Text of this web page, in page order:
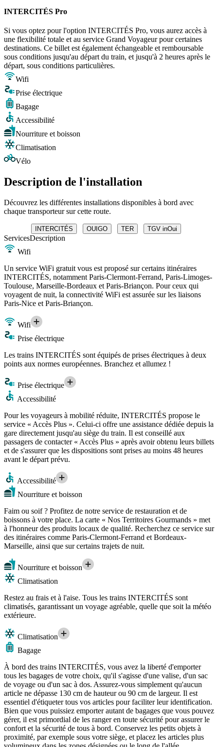
INTERCITÉS Pro
Si vous optez pour l'option INTERCITÉS Pro, vous aurez accès à
une flexibilité totale et au service Grand Voyageur pour certaines
destinations. Ce billet est également échangeable et remboursable
sous conditions jusqu'au départ du train, et jusqu'à 2 heures après le
départ, sous conditions particulières.
Wifi
Prise électrique
Bagage
Accessibilité
Nourriture et boisson
Climatisation
Vélo
Description de l'installation
Découvrez les différentes installations disponibles à bord avec
chaque transporteur sur cette route.
INTERCITÉS OUIGO TER TGV inOui
ServicesDescription
Wifi
Un service WiFi gratuit vous est proposé sur certains itinéraires
INTERCITÉS, notamment Paris-Clermont-Ferrand, Paris-Limoges-
Toulouse, Marseille-Bordeaux et Paris-Briançon. Pour ceux qui
voyagent de nuit, la connectivité WiFi est assurée sur les liaisons
Paris-Nice et Paris-Briançon.
Wifi
Prise électrique
Les trains INTERCITÉS sont équipés de prises électriques à deux
points aux normes européennes. Branchez et allumez !
Prise électrique
Accessibilité
Pour les voyageurs à mobilité réduite, INTERCITÉS propose le
service « Accès Plus ». Celui-ci offre une assistance dédiée depuis la
gare directement jusqu'au siège du train. Il est conseillé aux
passagers de contacter « Accès Plus » après avoir obtenu leurs billets
et de s'assurer que les dispositions sont prises au moins 48 heures
avant le départ prévu.
Accessibilité
Nourriture et boisson
Faim ou soif ? Profitez de notre service de restauration et de
boissons à votre place. La carte « Nos Territoires Gourmands » met
à l'honneur des produits locaux de qualité. Recherchez ce service sur
des itinéraires comme Paris-Clermont-Ferrand et Bordeaux-
Marseille, ainsi que sur certains trajets de nuit.
Nourriture et boisson
Climatisation
Restez au frais et à l'aise. Tous les trains INTERCITÉS sont
climatisés, garantissant un voyage agréable, quelle que soit la météo
extérieure.
Climatisation
Bagage
À bord des trains INTERCITÉS, vous avez la liberté d'emporter
tous les bagages de votre choix, qu'il s'agisse d'une valise, d'un sac
de voyage ou d'un sac à dos. Assurez-vous simplement qu'aucun
article ne dépasse 130 cm de hauteur ou 90 cm de largeur. Il est
essentiel d'étiqueter tous vos articles pour faciliter leur identification.
Bien que vous puissiez emporter autant de bagages que vous pouvez
gérer, il est primordial de les ranger en toute sécurité pour assurer le
confort et la sécurité de tous à bord. Conservez les petits objets à
proximité, par exemple sous votre siège, et placez les articles plus